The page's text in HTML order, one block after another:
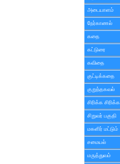
அடையாளம்
நேர்காணல்
கதை
கட்டுரை
கவிதை
குட்டிக்கதை
குறுந்தகவல்
சிரிக்க சிரிக்க
சிறுவர் பகுதி
மகளிர் மட்டும்
சமையல்
மருத்துவம்